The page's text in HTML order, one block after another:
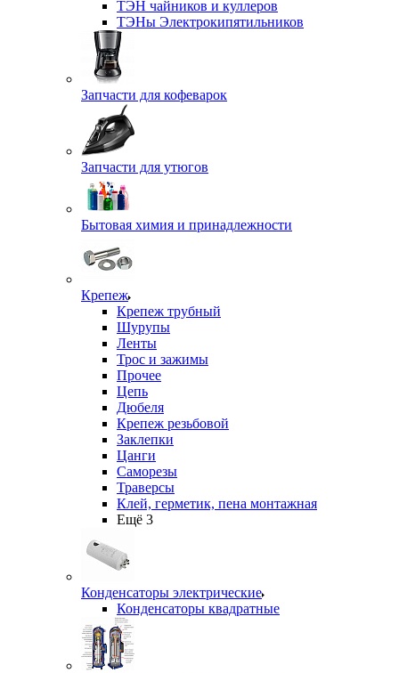
ТЭН чайников и куллеров
ТЭНы Электрокипятильников
Запчасти для кофеварок
Запчасти для утюгов
Бытовая химия и принадлежности
Крепеж
Крепеж трубный
Шурупы
Ленты
Трос и зажимы
Прочее
Цепь
Дюбеля
Крепеж резьбовой
Заклепки
Цанги
Саморезы
Траверсы
Клей, герметик, пена монтажная
Ещё 3
Конденсаторы электрические
Конденсаторы квадратные